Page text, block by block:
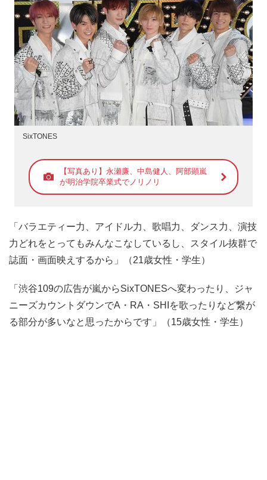
SixTONES
【写真あり】永瀬廉、中島健人、阿部顕嵐
が明治学院卒業式でノリノリ
「バラエティー力、アイドル力、歌唱力、ダンス力、演技
力どれをとってもみんなこなしているし、スタイル抜群で
誌面・画面映えするから」（21歳女性・学生）
「渋谷109の広告が嵐からSixTONESへ変わったり、ジャ
ニーズカウントダウンでA・RA・SHIを歌ったりなど繋が
る部分が多いなと思ったからです」（15歳女性・学生）